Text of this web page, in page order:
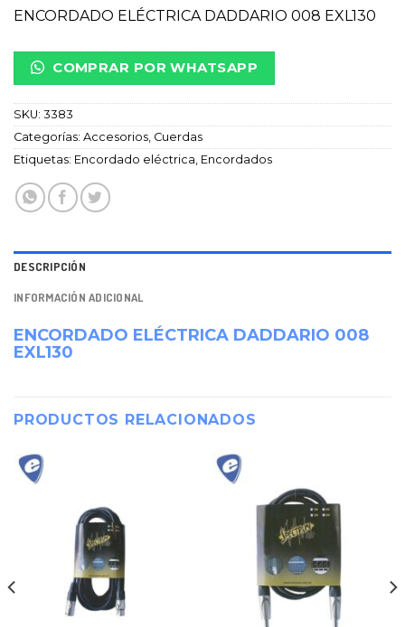
ENCORDADO ELÉCTRICA DADDARIO 008 EXL130
COMPRAR POR WHATSAPP
SKU: 3383
Categorías: Accesorios Cuerdas
Etiquetas: Encordado eléctrica Encordados
DESCRIPCIÓN
INFORMACIÓN ADICIONAL
ENCORDADO ELÉCTRICA DADDARIO 008
EXL130
PRODUCTOS RELACIONADOS